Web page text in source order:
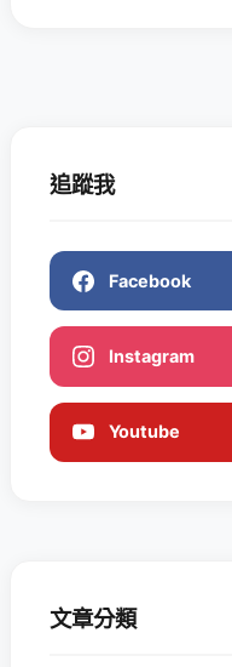
追蹤我
Facebook
Instagram
Youtube
文章分類